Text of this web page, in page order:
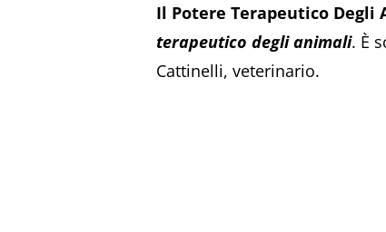
Il Potere Terapeutico Degli
terapeutico degli animali. È
Cattinelli, veterinario.